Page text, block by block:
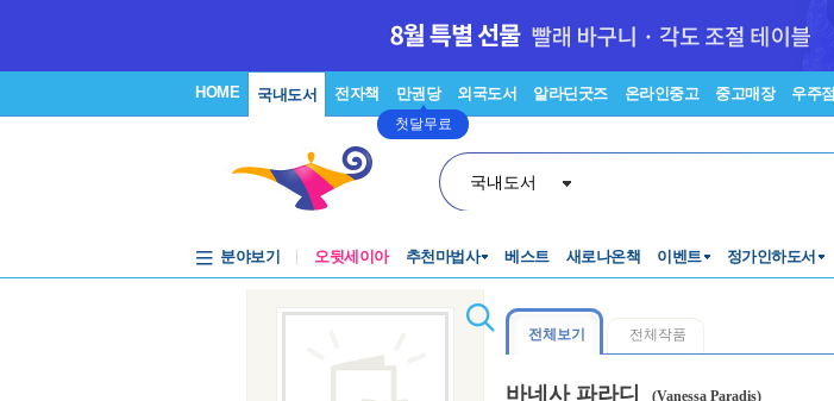
HOME 국내도서 전자책 만권당
첫달무료
외국도서 알라딘굿즈 온라인중고 중고매장 우주점
국내도서
분야보기 오뒷세이아 추천마법사 베스트 새로나온책 이벤트 정가인하도서
전체보기 전체작품
바네사 파라디 (Vanessa Paradis)